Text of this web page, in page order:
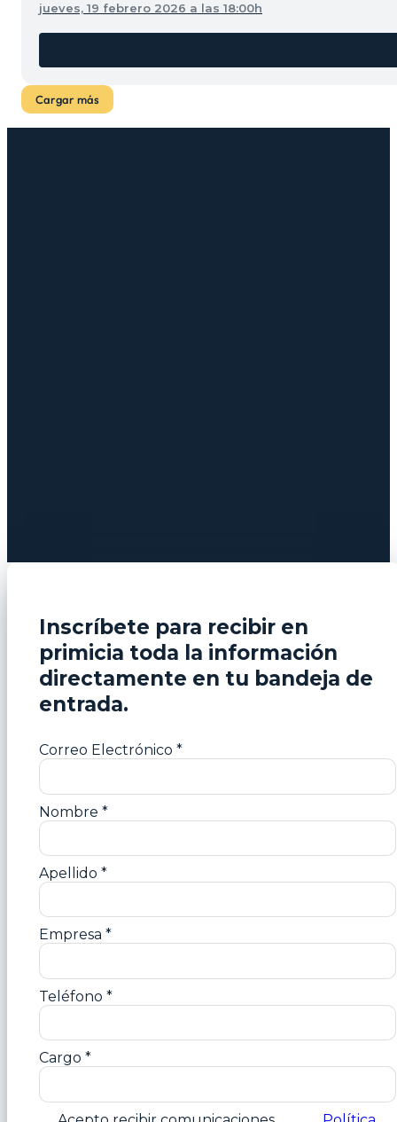
jueves, 19 febrero 2026 a las 18:00h
Cargar más
Inscríbete para recibir en
primicia toda la información
directamente en tu bandeja de
entrada.
Correo Electrónico*
Nombre*
Apellido*
Empresa*
Teléfono*
Cargo*